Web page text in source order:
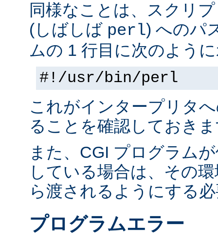
同様なことは、スクリ
(しばしば perl) へのパ
ムの 1 行目に次のよう
#!/usr/bin/perl
これがインタープリタ
ることを確認しておき
また、CGI プログラム
している場合は、その
ら渡されるようにする
プログラムエラー